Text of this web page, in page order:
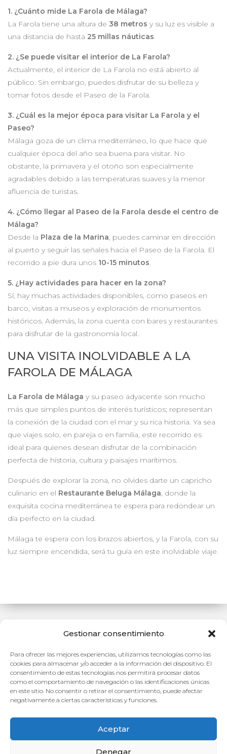
Gestionar consentimiento
Para ofrecer las mejores experiencias, utilizamos tecnologías como las
cookies para almacenar y/o acceder a la información del dispositivo. El
consentimiento de estas tecnologías nos permitirá procesar datos
como el comportamiento de navegación o las identificaciones únicas
en este sitio. No consentir o retirar el consentimiento, puede afectar
negativamente a ciertas características y funciones.
Aceptar
Denegar
1. ¿Cuánto mide La Farola de Málaga?
La Farola tiene una altura de 38 metros y su luz es visible a
una distancia de hasta 25 millas náuticas.
2. ¿Se puede visitar el interior de La Farola?
Actualmente, el interior de La Farola no está abierto al
público. Sin embargo, puedes disfrutar de su belleza y
tomar fotos desde el Paseo de la Farola.
3. ¿Cuál es la mejor época para visitar La Farola y el
Paseo?
Málaga goza de un clima mediterráneo, lo que hace que
cualquier época del año sea buena para visitar. No
obstante, la primavera y el otoño son especialmente
agradables debido a las temperaturas suaves y la menor
afluencia de turistas.
4. ¿Cómo llegar al Paseo de la Farola desde el centro de
Málaga?
Desde la Plaza de la Marina, puedes caminar en dirección
al puerto y seguir las señales hacia el Paseo de la Farola. El
recorrido a pie dura unos 10-15 minutos.
5. ¿Hay actividades para hacer en la zona?
Sí, hay muchas actividades disponibles, como paseos en
barco, visitas a museos y exploración de monumentos
históricos. Además, la zona cuenta con bares y restaurantes
para disfrutar de la gastronomía local.
UNA VISITA INOLVIDABLE A LA
FAROLA DE MÁLAGA
La Farola de Málaga y su paseo adyacente son mucho
más que simples puntos de interés turísticos; representan
la conexión de la ciudad con el mar y su rica historia. Ya sea
que viajes solo, en pareja o en familia, este recorrido es
ideal para quienes desean disfrutar de la combinación
perfecta de historia, cultura y paisajes marítimos.
Después de explorar la zona, no olvides darte un capricho
culinario en el Restaurante Beluga Málaga, donde la
exquisita cocina mediterránea te espera para redondear un
día perfecto en la ciudad.
Málaga te espera con los brazos abiertos, y la Farola, con su
luz siempre encendida, será tu guía en este inolvidable viaje.
Sentado Siente sus Fondos / Vive su Frescura
Es gentileza de Diego René
Aviso legal
Política de privacidad